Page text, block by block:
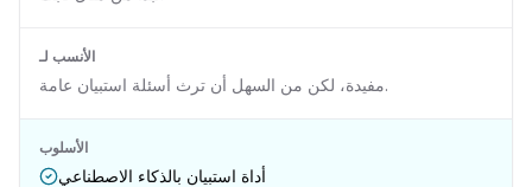
الأنسب لـ
مفيدة، لكن من السهل أن ترث أسئلة استبيان عامة.
الأسلوب
أداة استبيان بالذكاء الاصطناعي